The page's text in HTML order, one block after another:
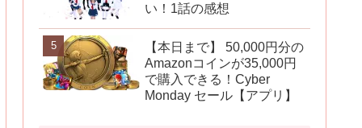
い！1話の感想
【本日まで】 50,000円分の
Amazonコインが35,000円
で購入できる！Cyber
Monday セール【アプリ】